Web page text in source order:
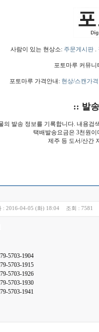
사람이 있는 현상소: 주문게시판.
포토마루 커뮤
포토마루 가격안내: 현상/스캔가격
:: 발
의 발송 정보를 기록합니다. 내용검
택배발송요금은 3천원
제주 등 도서/산간
: 2016-04-05 (화) 18:04 조회 : 7581
5703-1904
5703-1915
5703-1926
5703-1930
5703-1941